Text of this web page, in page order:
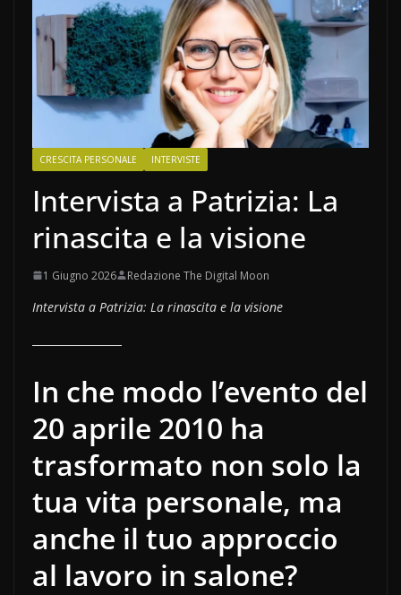
CRESCITA PERSONALE INTERVISTE
Intervista a Patrizia: La
rinascita e la visione
1 Giugno 2026 Redazione The Digital Moon
Intervista a Patrizia: La rinascita e la visione
In che modo l’evento del
20 aprile 2010 ha
trasformato non solo la
tua vita personale, ma
anche il tuo approccio
al lavoro in salone?